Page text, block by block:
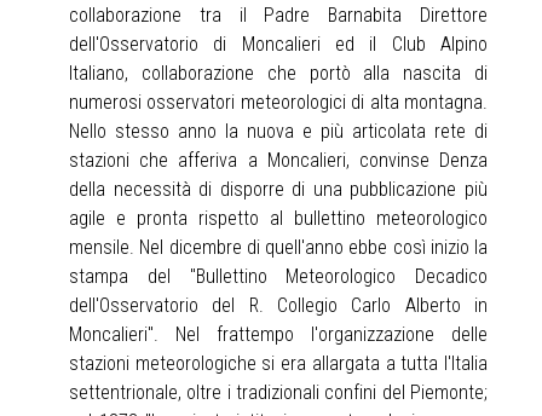
collaborazione tra il Padre Barnabita Direttore
dell'Osservatorio di Moncalieri ed il Club Alpino
Italiano, collaborazione che portò alla nascita di
numerosi osservatori meteorologici di alta montagna.
Nello stesso anno la nuova e più articolata rete di
stazioni che afferiva a Moncalieri, convinse Denza
della necessità di disporre di una pubblicazione più
agile e pronta rispetto al bullettino meteorologico
mensile. Nel dicembre di quell'anno ebbe così inizio la
stampa del "Bullettino Meteorologico Decadico
dell'Osservatorio del R. Collegio Carlo Alberto in
Moncalieri". Nel frattempo l'organizzazione delle
stazioni meteorologiche si era allargata a tutta l'Italia
settentrionale, oltre i tradizionali confini del Piemonte;